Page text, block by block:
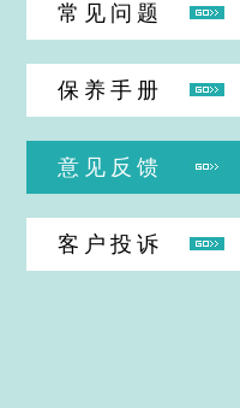
常见问题
保养手册
意见反馈
客户投诉